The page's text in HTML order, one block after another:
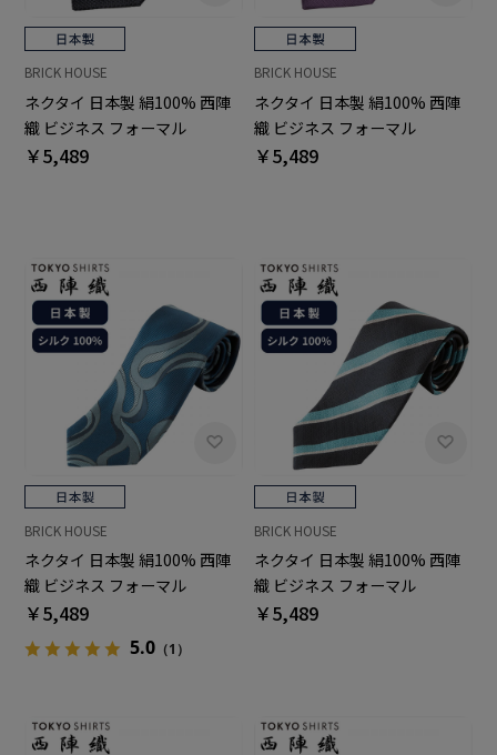
BRICK HOUSE
ネクタイ 日本製 絹100% 西陣
織 ビジネス フォーマル
￥5,489
BRICK HOUSE
ネクタイ 日本製 絹100% 西陣
織 ビジネス フォーマル
￥5,489
BRICK HOUSE
ネクタイ 日本製 絹100% 西陣
織 ビジネス フォーマル
￥5,489
5.0（1）
BRICK HOUSE
ネクタイ 日本製 絹100% 西陣
織 ビジネス フォーマル
￥5,489